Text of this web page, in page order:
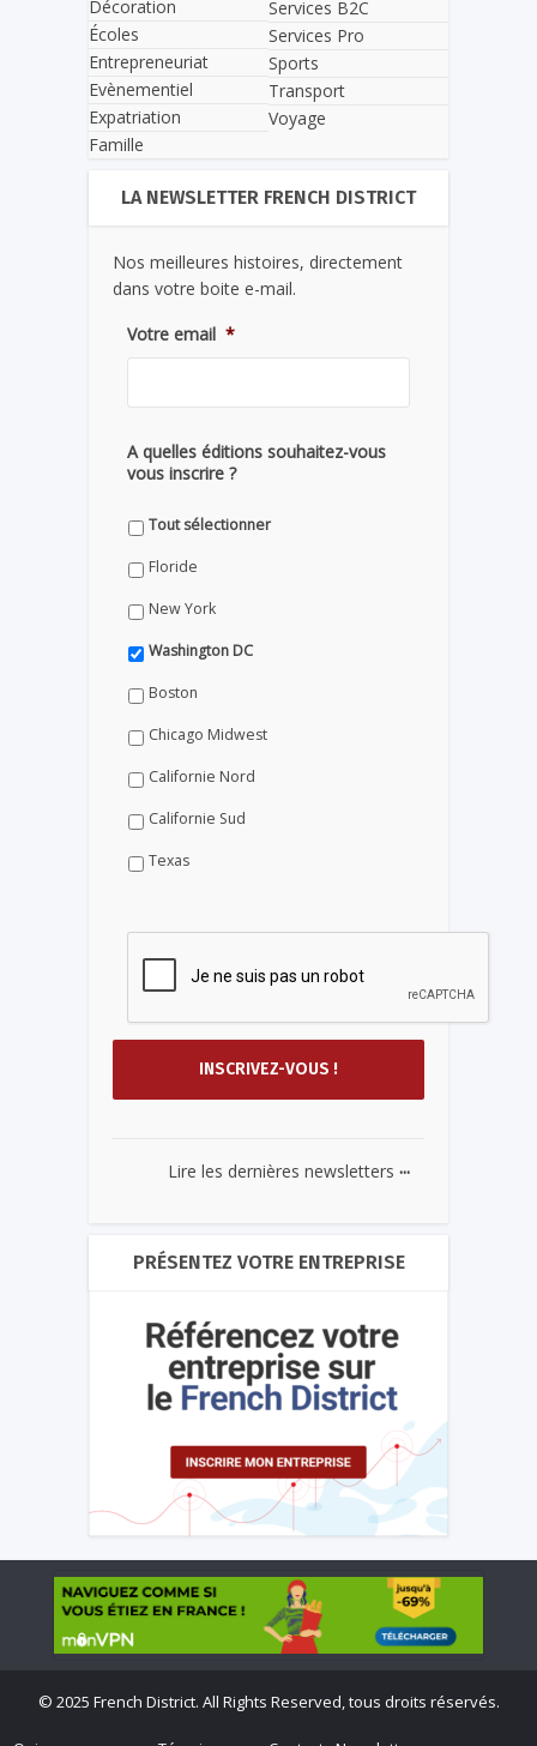
Décoration
Écoles
Entrepreneuriat
Evènementiel
Expatriation
Famille
Services B2C
Services Pro
Sports
Transport
Voyage
LA NEWSLETTER FRENCH DISTRICT
Nos meilleures histoires, directement
dans votre boite e-mail.
Votre email *
A quelles éditions souhaitez-vous
vous inscrire ?
Tout sélectionner
Floride
New York
Washington DC
Boston
Chicago Midwest
Californie Nord
Californie Sud
Texas
Lire les dernières newsletters ...
PRÉSENTEZ VOTRE ENTREPRISE
© 2025 French District. All Rights Reserved, tous droits réservés.